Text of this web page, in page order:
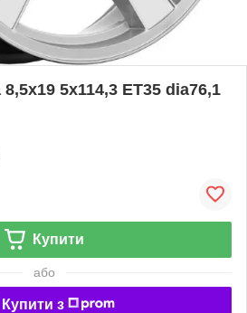
5x114,3 ET35 dia76,1
Купити
або
Купити з